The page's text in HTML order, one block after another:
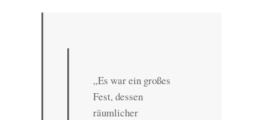
„Es war ein großes
Fest, dessen
räumlicher